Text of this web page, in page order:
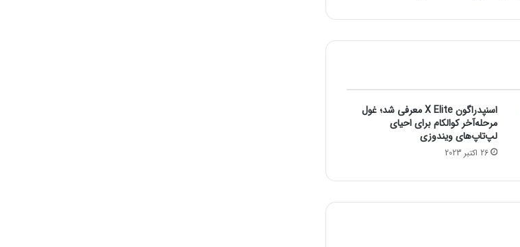
اسنپدراگون X Elite معرفی شد؛ غول
مرحله‌آخر کوالکام برای احیای
لپ‌تاپ‌های ویندوزی
26 اکتبر 2023